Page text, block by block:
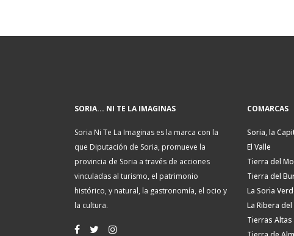
SORIA... NI TE LA IMAGINAS
Soria Ni Te La Imaginas es la marca con la
que Diputación de Soria, promueve la
provincia de Soria a través de acciones
vinculadas al turismo, el patrimonio
histórico, y natural, la gastronomía, el ocio y
la cultura.
COMARCAS
Soria, la
El Valle
Tierra del
Tierra del
La Soria
La Ribera
Tierras Altas